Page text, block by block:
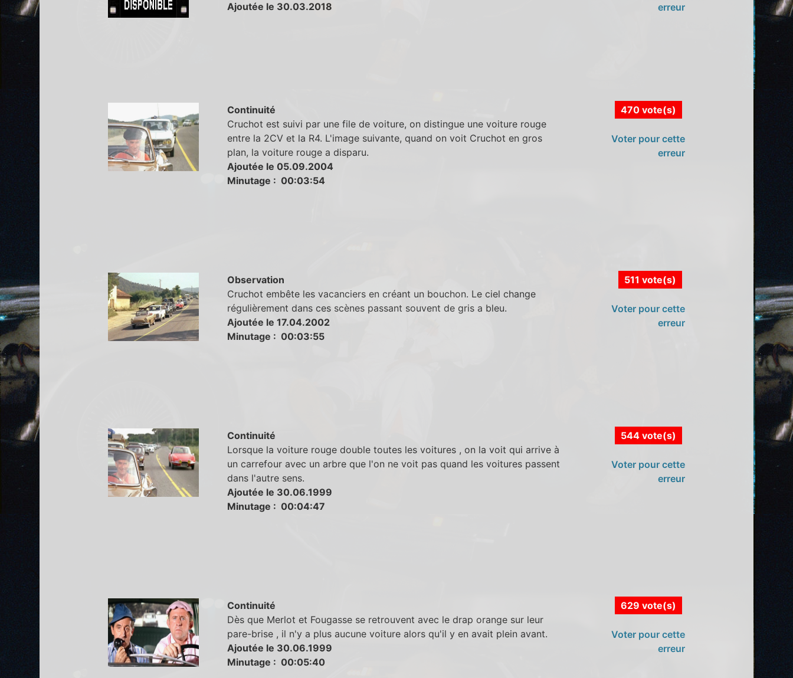
Ajoutée le 30.03.2018
erreur
Continuité
Cruchot est suivi par une file de voiture, on distingue une voiture rouge
entre la 2CV et la R4. L'image suivante, quand on voit Cruchot en gros
plan, la voiture rouge a disparu.
Ajoutée le 05.09.2004
Minutage : 00:03:54
470 vote(s)
Voter pour cette
erreur
Observation
Cruchot embête les vacanciers en créant un bouchon. Le ciel change
régulièrement dans ces scènes passant souvent de gris a bleu.
Ajoutée le 17.04.2002
Minutage : 00:03:55
511 vote(s)
Voter pour cette
erreur
Continuité
Lorsque la voiture rouge double toutes les voitures , on la voit qui arrive à
un carrefour avec un arbre que l'on ne voit pas quand les voitures passent
dans l'autre sens.
Ajoutée le 30.06.1999
Minutage : 00:04:47
544 vote(s)
Voter pour cette
erreur
Continuité
Dès que Merlot et Fougasse se retrouvent avec le drap orange sur leur
pare-brise , il n'y a plus aucune voiture alors qu'il y en avait plein avant.
Ajoutée le 30.06.1999
Minutage : 00:05:40
629 vote(s)
Voter pour cette
erreur